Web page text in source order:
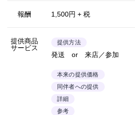
報酬 1,500円 + 税
提供商品
サービス
提供方法
発送 or 来店／参加
本来の提供価格
同伴者への提供
詳細
参考